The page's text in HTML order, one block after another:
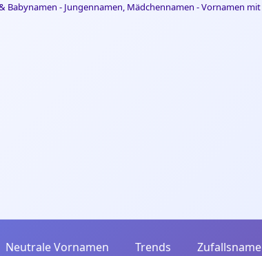
Neutrale Vornamen Trends Zufallsname